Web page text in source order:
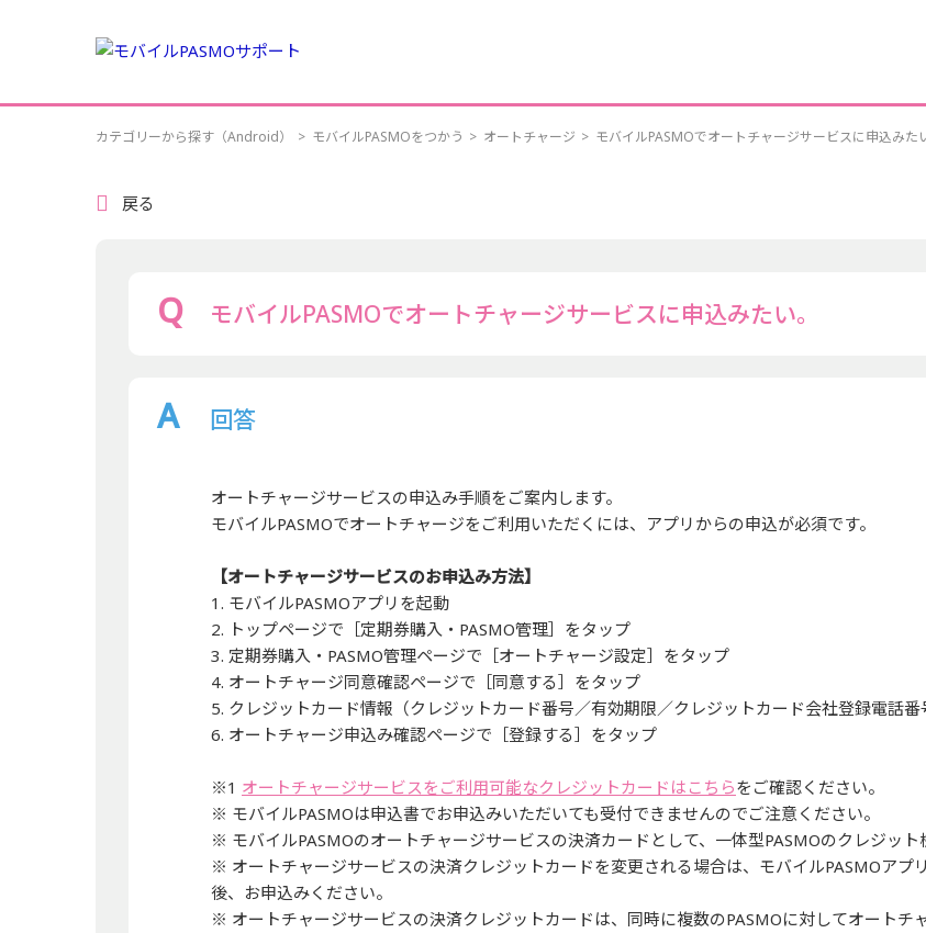
カテゴリーから探す（Android） > モバイルPASMOをつかう > オートチャージ > モバイルPASMOでオートチャージサービスに申込みた
戻る
モバイルPASMOでオートチャージサービスに申込みたい。
回答
オートチャージサービスの申込み手順をご案内します。
モバイルPASMOでオートチャージをご利用いただくには、アプリからの申込が必須です。
【オートチャージサービスのお申込み方法】
1. モバイルPASMOアプリを起動
2. トップページで［定期券購入・PASMO管理］をタップ
3. 定期券購入・PASMO管理ページで［オートチャージ設定］をタップ
4. オートチャージ同意確認ページで［同意する］をタップ
5. クレジットカード情報（クレジットカード番号／有効期限／クレジットカード会社登録電話
6. オートチャージ申込み確認ページで［登録する］をタップ
※1 オートチャージサービスをご利用可能なクレジットカードはこちらをご確認ください。
※ モバイルPASMOは申込書でお申込みいただいても受付できませんのでご注意ください。
※ モバイルPASMOのオートチャージサービスの決済カードとして、一体型PASMOのクレジット
※ オートチャージサービスの決済クレジットカードを変更される場合は、モバイルPASMOアプ
後、お申込みください。
※ オートチャージサービスの決済クレジットカードは、同時に複数のPASMOに対してオートチ